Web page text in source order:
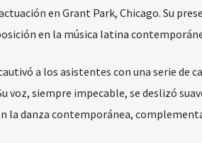
en Grant Park, Chicago. Su
en la música latina
a los asistentes con una serie de
voz, siempre impecable, se deslizó
la danza contemporánea,